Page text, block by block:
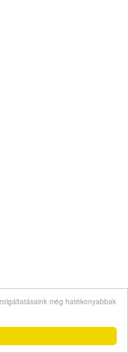
még hatékonyabbak